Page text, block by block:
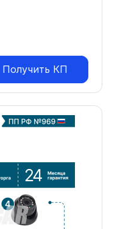
Получить КП